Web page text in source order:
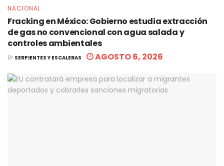
NACIONAL
Fracking en México: Gobierno estudia extracción
de gas no convencional con agua salada y
controles ambientales
BY SERPIENTES Y ESCALERAS AGOSTO 6, 2026